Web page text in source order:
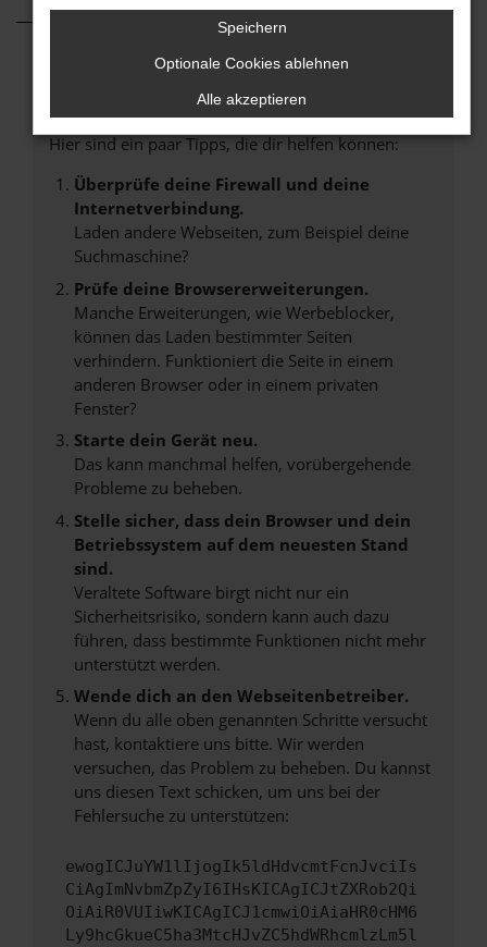
Fehler: Network Error
Beim Laden ist ein Fehler aufgetreten.
Hier sind ein paar Tipps, die dir helfen können:
Überprüfe deine Firewall und deine
Internetverbindung.
Laden andere Webseiten, zum Beispiel deine
Suchmaschine?
Prüfe deine Browsererweiterungen.
Manche Erweiterungen, wie Werbeblocker,
können das Laden bestimmter Seiten
verhindern. Funktioniert die Seite in einem
anderen Browser oder in einem privaten
Fenster?
Starte dein Gerät neu.
Das kann manchmal helfen, vorübergehende
Probleme zu beheben.
Stelle sicher, dass dein Browser und dein
Betriebssystem auf dem neuesten Stand
sind.
Veraltete Software birgt nicht nur ein
Sicherheitsrisiko, sondern kann auch dazu
führen, dass bestimmte Funktionen nicht mehr
unterstützt werden.
Wende dich an den Webseitenbetreiber.
Wenn du alle oben genannten Schritte versucht
hast, kontaktiere uns bitte. Wir werden
versuchen, das Problem zu beheben. Du kannst
uns diesen Text schicken, um uns bei der
Fehlersuche zu unterstützen:
ewogICJuYW1lIjogIk5ldHdvcmtFcnJvciIs
CiAgImNvbmZpZyI6IHsKICAgICJtZXRob2Qi
OiAiR0VUIiwKICAgICJ1cmwiOiAiaHR0cHM6
Ly9hcGkueC5ha3MtcHJvZC5hdWRhcmlzLm5l
Speichern
Optionale Cookies ablehnen
Alle akzeptieren